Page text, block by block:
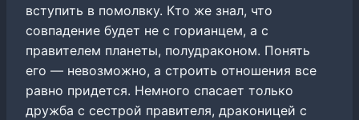
вступить в помолвку. Кто же знал, что
совпадение будет не с горианцем, а с
правителем планеты, полудраконом. Понять
его — невозможно, а строить отношения все
равно придется. Немного спасает только
дружба с сестрой правителя, драконицей с